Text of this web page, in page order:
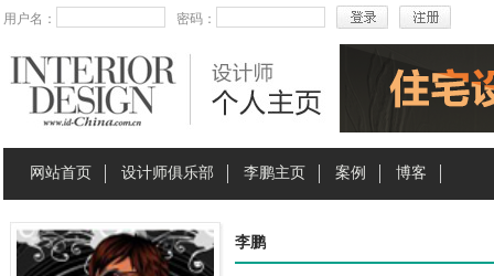
用户名： 密码：
网站首页 设计师俱乐部 李鹏主页 案例 博客
李鹏